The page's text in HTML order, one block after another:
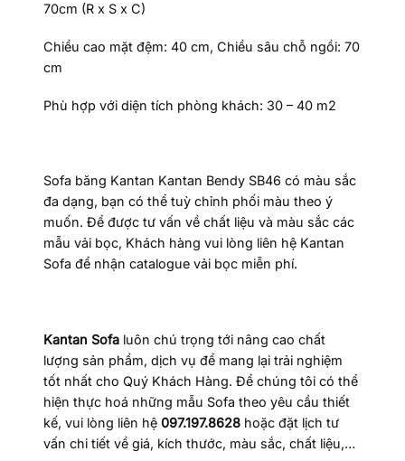
70cm (R x S x C)
Chiều cao mặt đệm: 40 cm, Chiều sâu chỗ ngồi: 70
cm
Phù hợp với diện tích phòng khách: 30 – 40 m2
Sofa băng Kantan Kantan Bendy SB46 có màu sắc
đa dạng, bạn có thể tuỳ chỉnh phối màu theo ý
muốn. Để được tư vấn về chất liệu và màu sắc các
mẫu vải bọc, Khách hàng vui lòng liên hệ Kantan
Sofa để nhận catalogue vải bọc miễn phí.
Kantan Sofa luôn chú trọng tới nâng cao chất
lượng sản phẩm, dịch vụ để mang lại trải nghiệm
tốt nhất cho Quý Khách Hàng. Để chúng tôi có thể
hiện thực hoá những mẫu Sofa theo yêu cầu thiết
kế, vui lòng liên hệ097.197.8628 hoặc đặt lịch tư
vấn chi tiết về giá, kích thước, màu sắc, chất liệu,…